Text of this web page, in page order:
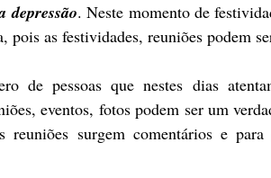
depressão. Neste momento de
pois as festividades, reuniões podem
de pessoas que nestes dias
eventos, fotos podem ser um
reuniões surgem comentários e